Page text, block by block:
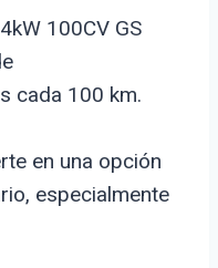
100CV GS
cada 100 km.
en una opción
especialmente